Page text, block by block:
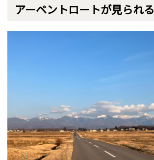
アーベントロートが見られる